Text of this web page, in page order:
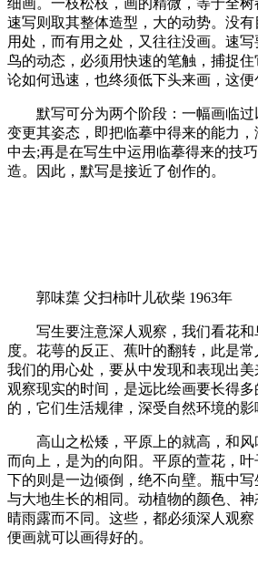
速写则取其整体造型，大的动势。没
用处，而有用之处，又往往没画。速
鸟的动态，必须用快速的笔触，捕捉
论如何迅速，也终须低下头来画，这便
默写可分为两个阶段：一幅画临过
变更其姿态，即把临摹中得来的能力
中去;再是在写生中运用临摹得来的技
造。因此，默写是接近了创作的。
郭味蕖 父扫柿叶儿砍柴 1963年
写生要注意深人观察，我们看花和
度。花萼的反正、蕉叶的翻转，此是
我们的用心处，要从中发现和表现出美
观察现实的时间，是远比绘画要长得
的，它们生活规律，深受自然环境的影
高山之松矮，平原上的就高，和风
而向上，是为的向阳。平原的萱花，
下的则是一边倾倒，绝不向壁。瓶中
与大地生长的相同。动植物的颜色、
晴雨露而不同。这些，都必须深人观
便画就可以画得好的。